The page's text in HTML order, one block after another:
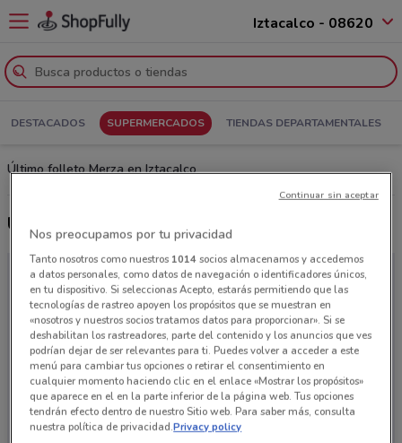
Iztacalco - 08620
DESTACADOS SUPERMERCADOS TIENDAS DEPARTAMENTALES
Último folleto Merza en Iztacalco
Últimas ofertas Merza
Nos preocupamos por tu privacidad
Tanto nosotros como nuestros 1014socios almacenamos y accedemos
a datos personales, como datos de navegación o identificadores únicos,
en tu dispositivo. Si seleccionas Acepto, estarás permitiendo que las
tecnologías de rastreo apoyen los propósitos que se muestran en
«nosotros y nuestros socios tratamos datos para proporcionar». Si se
deshabilitan los rastreadores, parte del contenido y los anuncios que ves
podrían dejar de ser relevantes para ti. Puedes volver a acceder a este
menú para cambiar tus opciones o retirar el consentimiento en
cualquier momento haciendo clic en el enlace «Mostrar los propósitos»
que aparece en el en la parte inferior de la página web. Tus opciones
tendrán efecto dentro de nuestro Sitio web. Para saber más, consulta
nuestra política de privacidad.Privacy policy
Continuar sin aceptar